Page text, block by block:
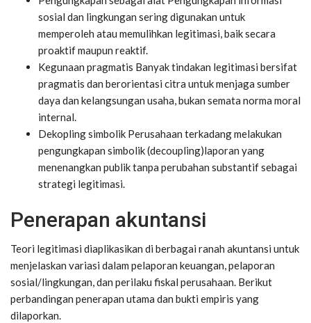
sosial dan lingkungan sering digunakan untuk
memperoleh atau memulihkan legitimasi, baik secara
proaktif maupun reaktif.
Kegunaan pragmatis Banyak tindakan legitimasi bersifat
pragmatis dan berorientasi citra untuk menjaga sumber
daya dan kelangsungan usaha, bukan semata norma moral
internal.
Dekopling simbolik Perusahaan terkadang melakukan
pengungkapan simbolik (decoupling)laporan yang
menenangkan publik tanpa perubahan substantif sebagai
strategi legitimasi.
Penerapan akuntansi
Teori legitimasi diaplikasikan di berbagai ranah akuntansi untuk
menjelaskan variasi dalam pelaporan keuangan, pelaporan
sosial/lingkungan, dan perilaku fiskal perusahaan. Berikut
perbandingan penerapan utama dan bukti empiris yang
dilaporkan.